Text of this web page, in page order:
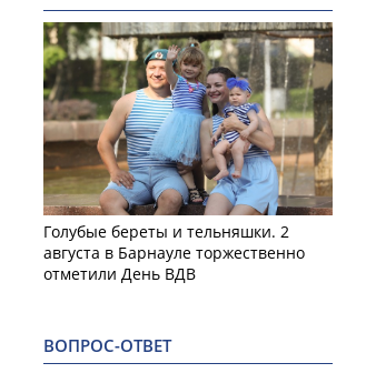
Голубые береты и тельняшки. 2
августа в Барнауле торжественно
отметили День ВДВ
ВОПРОС-ОТВЕТ